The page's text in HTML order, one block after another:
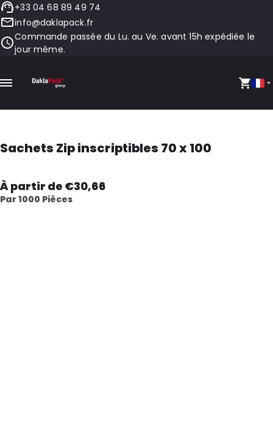
+33 04 68 89 49 74
info@daklapack.fr
Commande passée du Lu. au Ve. avant 15h expédiée le
jour même.
Sachets Zip inscriptibles 70 x 100
À partir de €30,66
Par 1000 Pièces